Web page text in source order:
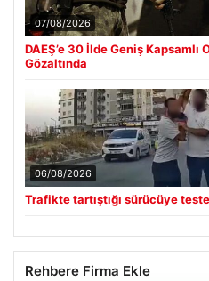
07/08/2026
DAEŞ’e 30 İlde Geniş Kapsamlı
Gözaltında
06/08/2026
Trafikte tartıştığı sürücüye
Rehbere Firma Ekle